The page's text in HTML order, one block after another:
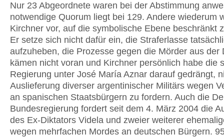
Nur 23 Abgeordnete waren bei der Abstimmung
notwendige Quorum liegt bei 129. Andere wiederum
Kirchner vor, auf die symbolische Ebene beschränkt
Er setze sich nicht dafür ein, die Straferlasse
aufzuheben, die Prozesse gegen die Mörder aus der
kämen nicht voran und Kirchner persönlich habe die
Regierung unter José María Aznar darauf gedrängt,
Auslieferung diverser argentinischer Militärs wegen
an spanischen Staatsbürgern zu fordern. Auch die
Bundesregierung fordert seit dem 4. März 2004 die
des Ex-Diktators Videla und zweier weiterer
wegen mehrfachen Mordes an deutschen Bürgern.